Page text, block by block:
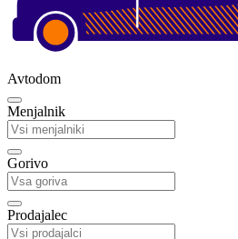
Avtodom
Menjalnik
Gorivo
Prodajalec